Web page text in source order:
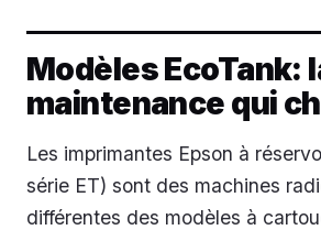
Modèles EcoTank:
maintenance qui
Les imprimantes Epson à
série ET) sont des machines
différentes des modèles à